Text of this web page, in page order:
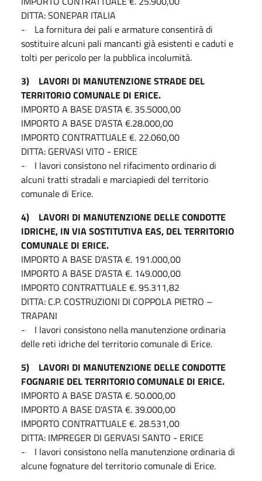
DITTA: SONEPAR ITALIA
- La fornitura dei pali e armature consentirà di
sostituire alcuni pali mancanti già esistenti e caduti e
tolti per pericolo per la pubblica incolumità.
3) LAVORI DI MANUTENZIONE STRADE DEL
TERRITORIO COMUNALE DI ERICE.
IMPORTO A BASE D’ASTA €. 35.5000,00
IMPORTO A BASE D’ASTA €.28.000,00
IMPORTO CONTRATTUALE €. 22.060,00
DITTA: GERVASI VITO - ERICE
- I lavori consistono nel rifacimento ordinario di
alcuni tratti stradali e marciapiedi del territorio
comunale di Erice.
4) LAVORI DI MANUTENZIONE DELLE CONDOTTE
IDRICHE, IN VIA SOSTITUTIVA EAS, DEL TERRITORIO
COMUNALE DI ERICE.
IMPORTO A BASE D’ASTA €. 191.000,00
IMPORTO A BASE D’ASTA €. 149.000,00
IMPORTO CONTRATTUALE €. 95.311,82
DITTA: C.P. COSTRUZIONI DI COPPOLA PIETRO –
TRAPANI
- I lavori consistono nella manutenzione ordinaria
delle reti idriche del territorio comunale di Erice.
5) LAVORI DI MANUTENZIONE DELLE CONDOTTE
FOGNARIE DEL TERRITORIO COMUNALE DI ERICE.
IMPORTO A BASE D’ASTA €. 50.000,00
IMPORTO A BASE D’ASTA €. 39.000,00
IMPORTO CONTRATTUALE €. 28.531,00
DITTA: IMPREGER DI GERVASI SANTO - ERICE
- I lavori consistono nella manutenzione ordinaria di
alcune fognature del territorio comunale di Erice.